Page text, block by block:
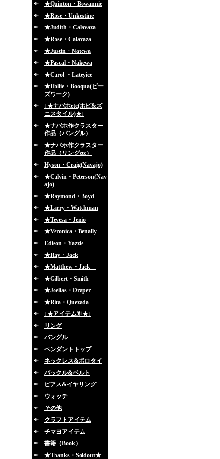
★Quinton・Bowannie
★Rose・Unkestine
★Judith・Calavaza
★Rose・Calavaza
★Justin・Natewa
★Pascal・Nakewa
★Carol ・Lateyice
★Hollie・Booqua(ビー
ズワーク)
↓★ナバホetc(ホピ&ズ
ニスタイル)★↓
★ナバホ作クラスター
作品（バングル）
★ナバホ作クラスター
作品（リングetc）
Hyson・Craig(Navajo)
★Calvin・Peterson(Nav
ajo)
★Raymond・Boyd
★Larry・Watchman
★Tevesa・Jenio
★Veronica・Benally
Edison・Yazzie
★Ray・Jack
★Matthew・Jack
★Gilbert・Smith
★Joelias・Draper
★Rita・Quezada
↓★アイテム別★↓
リング
バングル
ペンダントトップ
ネックレス&ボロタイ
バックル&ベルト
ピアス&イヤリング
ウォッチ
その他
クラフトアイテム
チマヨアイテム
書籍（Book）
★Thanks・Soldout★